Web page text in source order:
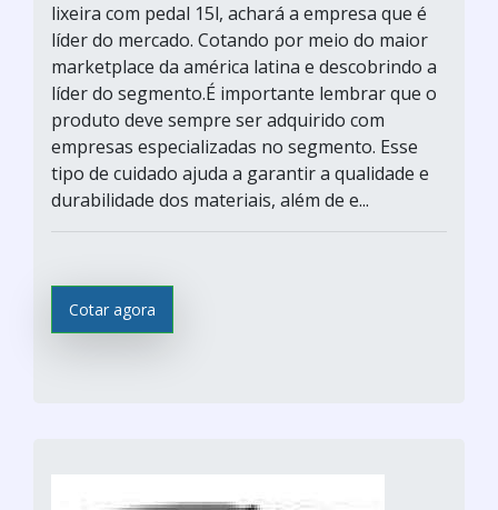
lixeira com pedal 15l, achará a empresa que é
líder do mercado. Cotando por meio do maior
marketplace da américa latina e descobrindo a
líder do segmento.É importante lembrar que o
produto deve sempre ser adquirido com
empresas especializadas no segmento. Esse
tipo de cuidado ajuda a garantir a qualidade e
durabilidade dos materiais, além de e...
Cotar agora